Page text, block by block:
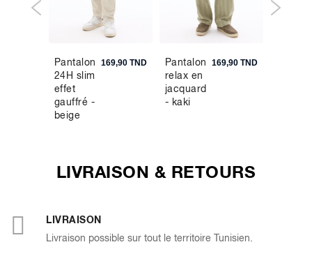
Pantalon
24H slim
effet
gauffré -
beige
169,90 TND
Pantalon
relax en
jacquard
- kaki
169,90 TND
LIVRAISON & RETOURS
LIVRAISON
Livraison possible sur tout le territoire Tunisien.